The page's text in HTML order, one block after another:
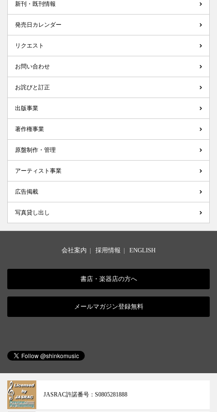
新刊・既刊情報
発売日カレンダー
リクエスト
お問い合わせ
お詫びと訂正
出版事業
著作権事業
原盤制作・管理
アーティスト事業
広告掲載
写真貸し出し
会社案内 | 採用情報 | ENGLISH
書店・楽器店の方へ
メールマガジン登録無料
JASRAC許諾番号： S0805281888